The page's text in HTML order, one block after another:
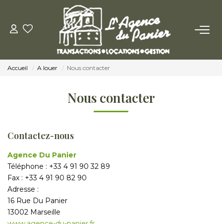
ACHETER
Nos Conseils Aux Locataires
Accueil A louer Nous contacter
Nous contacter
Contactez-nous
Agence Du Panier
Téléphone : +33 4 91 90 32 89
Fax : +33 4 91 90 82 90
Adresse :
16 Rue Du Panier
13002 Marseille